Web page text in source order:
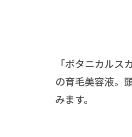
「ボタニカル
の育毛美容液。
みます。